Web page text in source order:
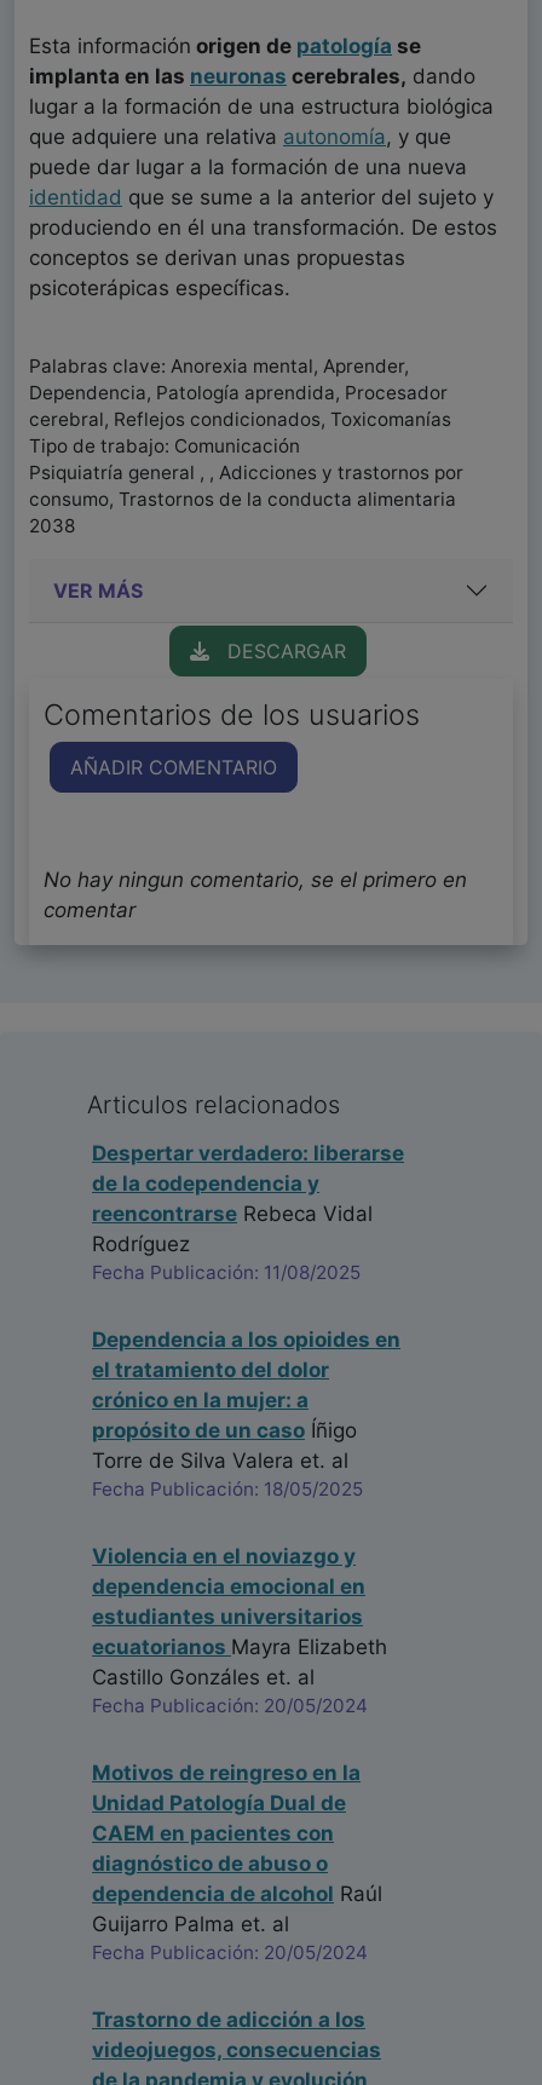
Esta información origen de patología se
implanta en las neuronas cerebrales, dando
lugar a la formación de una estructura biológica
que adquiere una relativa autonomía, y que
puede dar lugar a la formación de una nueva
identidad que se sume a la anterior del sujeto y
produciendo en él una transformación. De estos
conceptos se derivan unas propuestas
psicoterápicas específicas.
Palabras clave: Anorexia mental, Aprender,
Dependencia, Patología aprendida, Procesador
cerebral, Reflejos condicionados, Toxicomanías
Tipo de trabajo: Comunicación
Psiquiatría general , , Adicciones y trastornos por
consumo, Trastornos de la conducta alimentaria
2038
VER MÁS
DESCARGAR
Comentarios de los usuarios
AÑADIR COMENTARIO
No hay ningun comentario, se el primero en
comentar
Articulos relacionados
Despertar verdadero: liberarse
de la codependencia y
reencontrarse Rebeca Vidal
Rodríguez
Fecha Publicación: 11/08/2025
Dependencia a los opioides en
el tratamiento del dolor
crónico en la mujer: a
propósito de un caso Íñigo
Torre de Silva Valera et. al
Fecha Publicación: 18/05/2025
Violencia en el noviazgo y
dependencia emocional en
estudiantes universitarios
ecuatorianos Mayra Elizabeth
Castillo Gonzáles et. al
Fecha Publicación: 20/05/2024
Motivos de reingreso en la
Unidad Patología Dual de
CAEM en pacientes con
diagnóstico de abuso o
dependencia de alcohol Raúl
Guijarro Palma et. al
Fecha Publicación: 20/05/2024
Trastorno de adicción a los
videojuegos, consecuencias